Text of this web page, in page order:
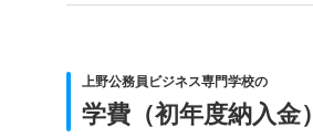
上野公務員ビジネス専門学校の
学費（初年度納入金）